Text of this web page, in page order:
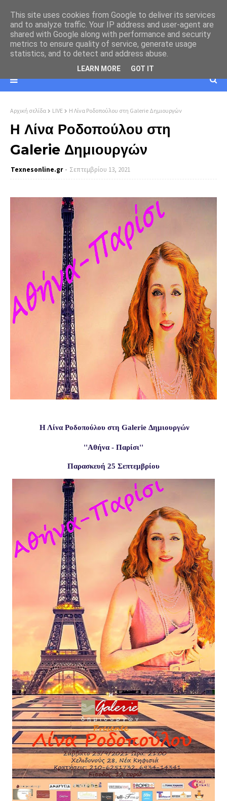
Αρχική σελίδα LIVE Η Λίνα Ροδοπούλου στη Galerie Δημιουργών
Η Λίνα Ροδοπούλου στη
Galerie Δημιουργών
Texnesοnline.gr Σεπτεμβρίου 13, 2021
Η Λίνα Ροδοπούλου στη Galerie Δημιουργών
''Αθήνα - Παρίσι''
Παρασκευή 25 Σεπτεμβρίου
This site uses cookies from Google to deliver its services
and to analyze traffic. Your IP address and user-agent are
shared with Google along with performance and security
metrics to ensure quality of service, generate usage
statistics, and to detect and address abuse.
LEARN MORE GOT IT